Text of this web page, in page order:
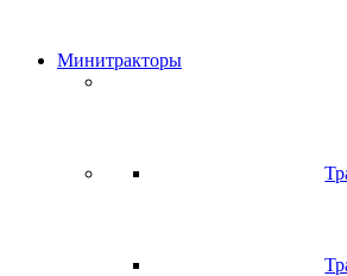
Минитракторы